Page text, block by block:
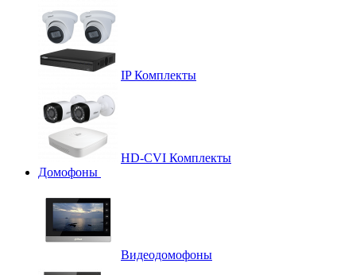
IP Комплекты
HD-CVI Комплекты
Домофоны
Видеодомофоны